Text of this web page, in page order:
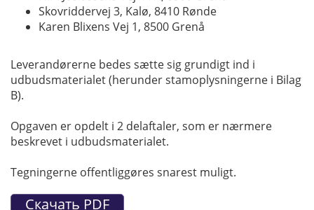
Skovriddervej 3, Kalø, 8410 Rønde
Karen Blixens Vej 1, 8500 Grenå
Leverandørerne bedes sætte sig grundigt ind i
udbudsmaterialet (herunder stamoplysningerne i Bilag
B).
Opgaven er opdelt i 2 delaftaler, som er nærmere
beskrevet i udbudsmaterialet.
Tegningerne offentliggøres snarest muligt.